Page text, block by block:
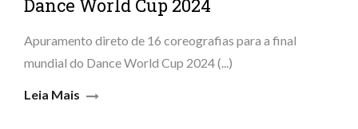
Dance World Cup 2024
Apuramento direto de 16 coreografias para a final
mundial do Dance World Cup 2024 (...)
Leia Mais